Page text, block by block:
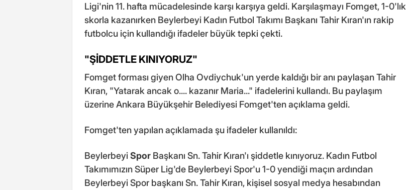
Ligi'nin 11. hafta mücadelesinde karşı karşıya geldi. Karşılaşmayı Fomget, 1-0'lık
skorla kazanırken Beylerbeyi Kadın Futbol Takımı Başkanı Tahir Kıran'ın rakip
futbolcu için kullandığı ifadeler büyük tepki çekti.
"ŞİDDETLE KINIYORUZ"
Fomget forması giyen Olha Ovdiychuk'un yerde kaldığı bir anı paylaşan Tahir
Kıran, "Yatarak ancak o.... kazanır Maria..." ifadelerini kullandı. Bu paylaşım
üzerine Ankara Büyükşehir Belediyesi Fomget'ten açıklama geldi.
Fomget'ten yapılan açıklamada şu ifadeler kullanıldı:
BeylerbeyiSpor Başkanı Sn. Tahir Kıran'ı şiddetle kınıyoruz. Kadın Futbol
Takımımızın Süper Lig'de Beylerbeyi Spor'u 1-0 yendiği maçın ardından
Beylerbeyi Spor başkanı Sn. Tahir Kıran, kişisel sosyal medya hesabından